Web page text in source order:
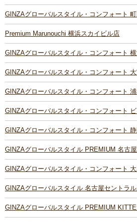
GINZAグローバルスタイル・コンフォート
Premium Marunouchi 横浜スカイビル店
GINZAグローバルスタイル・コンフォート
GINZAグローバルスタイル・コンフォート
GINZAグローバルスタイル・コンフォート
GINZAグローバルスタイル・コンフォート
GINZAグローバルスタイル・コンフォート
GINZAグローバルスタイル PREMIUM 名古
GINZAグローバルスタイル・コンフォート
GINZAグローバルスタイル 名古屋セントラ
GINZAグローバルスタイル PREMIUM